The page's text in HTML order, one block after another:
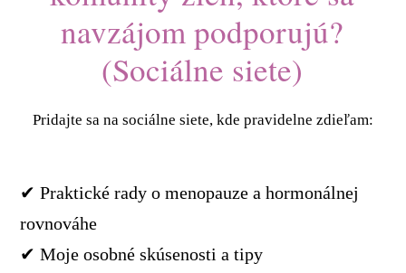
navzájom podporujú?
(Sociálne siete)
Pridajte sa na sociálne siete, kde pravidelne zdieľam:
✔ Praktické rady o menopauze a hormonálnej
rovnováhe
✔ Moje osobné skúsenosti a tipy